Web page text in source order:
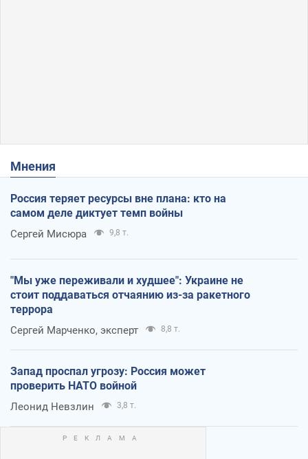
Мнения
Россия теряет ресурсы вне плана: кто на
самом деле диктует темп войны
Сергей Мисюра 9,8 т.
"Мы уже переживали и худшее": Украине не
стоит поддаваться отчаянию из-за ракетного
террора
Сергей Марченко, эксперт 8,8 т.
Запад проспал угрозу: Россия может
проверить НАТО войной
Леонид Невзлин 3,8 т.